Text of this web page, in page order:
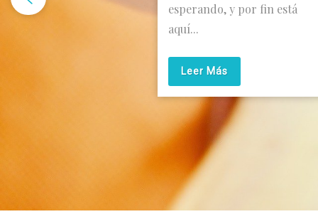
esperando, y por fin está
aquí...
Leer Más